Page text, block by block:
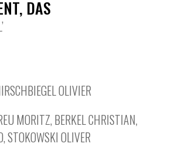
DAS
OLIVIER
MORITZ, BERKEL CHRISTIAN,
STOKOWSKI OLIVER